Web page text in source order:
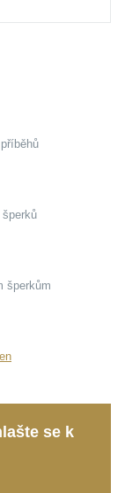
celým
nebo
šperkům
se k